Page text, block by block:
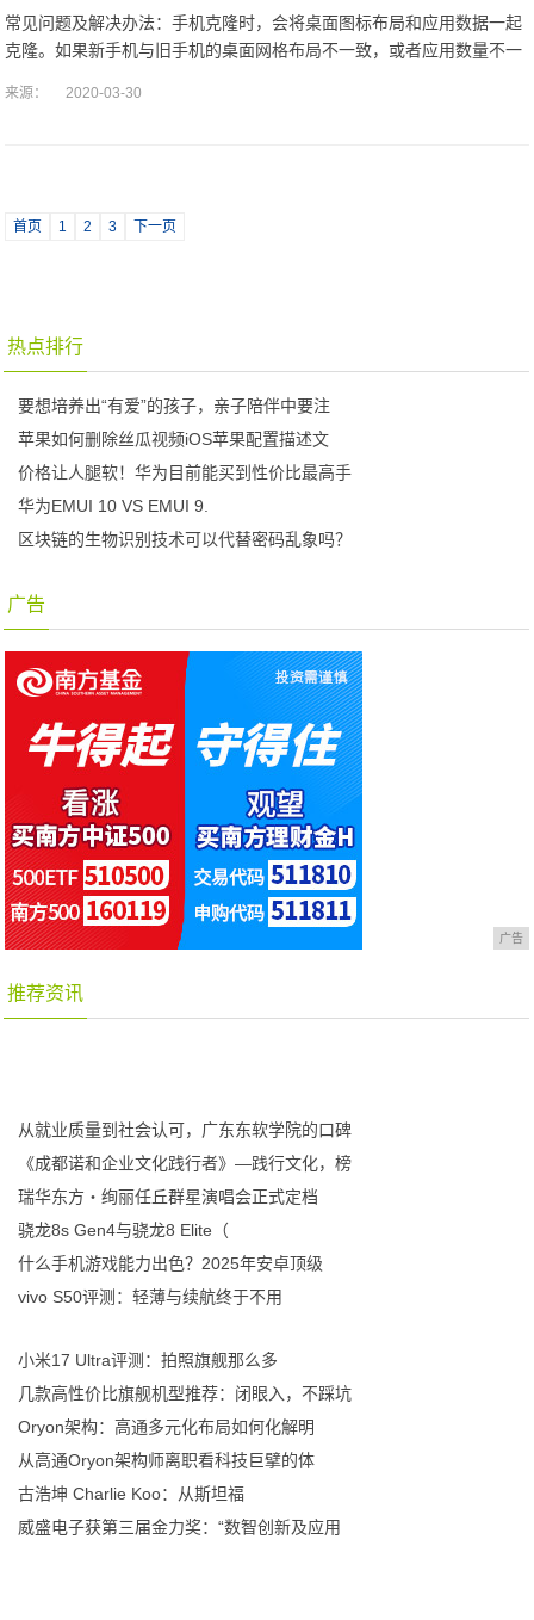
常见问题及解决办法：手机克隆时，会将桌面图标布局和应用数据一起
克隆。如果新手机与旧手机的桌面网格布局不一致，或者应用数量不一
手机上不存在，
来源： 2020-03-30
首页 1 2 3 下一页
热点排行
要想培养出“有爱”的孩子，亲子陪伴中要注
苹果如何删除丝瓜视频iOS苹果配置描述文
价格让人腿软！华为目前能买到性价比最高手
华为EMUI 10 VS EMUI 9.
区块链的生物识别技术可以代替密码乱象吗？
广告
广告
推荐资讯
从就业质量到社会认可，广东东软学院的口碑
《成都诺和企业文化践行者》—践行文化，榜
瑞华东方・绚丽任丘群星演唱会正式定档
骁龙8s Gen4与骁龙8 Elite（
什么手机游戏能力出色？2025年安卓顶级
vivo S50评测：轻薄与续航终于不用
小米17 Ultra评测：拍照旗舰那么多
几款高性价比旗舰机型推荐：闭眼入，不踩坑
Oryon架构：高通多元化布局如何化解明
从高通Oryon架构师离职看科技巨擘的体
古浩坤 Charlie Koo：从斯坦福
威盛电子获第三届金力奖：“数智创新及应用